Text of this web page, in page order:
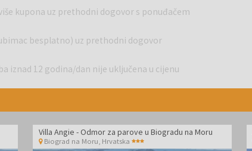
(sa WC-om, tušem i umivaonikom) i vanjskom
(podrazumijeva se pri svakoj promjeni gostiju).
i ugodna toplina sauna prostora napunit će vas novom
& SPA centra, pronaći ćete odmor za tijelo, um i duh.
bazen, prostrani ležalni prostor unutra i vani, grijani
i prostor za individualni trening.
ima odvojeni dio za djecu, a također ćete uživati na
u kristalno čistom moru i uživanje na suncu.
kupona uz prethodni dogovor s ponuđačem
besplatno) uz prethodni dogovor
iznad 12 godina/dan nije uključena u cijenu
Villa Angie - Odmor za parove u Biogradu na Moru
Biograd na Moru, Hrvatska